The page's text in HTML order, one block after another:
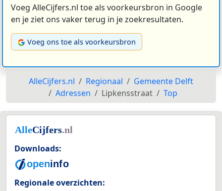
Voeg AlleCijfers.nl toe als voorkeursbron in Google
en je ziet ons vaker terug in je zoekresultaten.
Voeg ons toe als voorkeursbron
AlleCijfers.nl Regionaal
Gemeente Delft
Adressen
Lipkensstraat Top
Downloads:
Regionale overzichten: